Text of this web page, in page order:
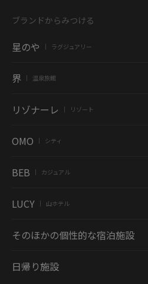
ブランドからみつける
星のや ラグジュアリー
界 温泉旅館
リゾナーレ リゾート
OMO シティ
BEB カジュアル
LUCY 山ホテル
そのほかの個性的な宿泊施設
日帰り施設